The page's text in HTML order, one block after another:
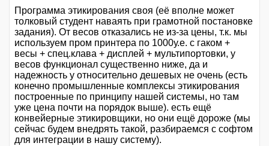
Программа этикирования своя (её вполне может
толковый студент наваять при грамотной постановке
задания). От весов отказались не из-за цены, т.к. мы
используем пром принтера по 1000у.е. с гаком +
весы + спец.клава + дисплей + мультипортовки, у
весов функционал существенно ниже, да и
надежность у относительно дешевых не очень (есть
конечно промышленные комплексы этикирования
построенные по принципу нашей системы, но там
уже цена почти на порядок выше). есть ещё
конвейерные этикировщики, но они ещё дороже (мы
сейчас будем внедрять такой, разбираемся с софтом
для интеграции в нашу систему).